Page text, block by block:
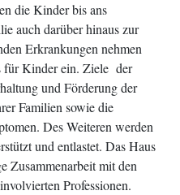
die Kinder bis ans
auch darüber hinaus zur
Erkrankungen nehmen
für Kinder ein. Ziele der
und Förderung der
Familien sowie die
Des Weiteren werden
und entlastet. Das Haus
Zusammenarbeit mit den
Professionen.